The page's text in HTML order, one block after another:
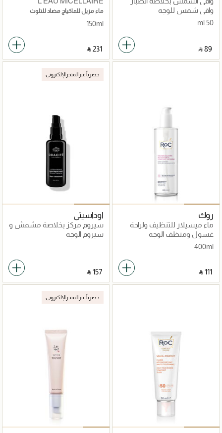
SPF 50+
واقي شمس للوجه
50 ml
‎ ⃁ ⁦89⁩ ‎
ماء مزيل للماكياج مضاد للتلوث
150ml
‎ ⃁ ⁦231⁩ ‎
روك
ماء ميسيلار للتنظيف ولراحة
إضافيّة 400 مل
غسول ومنظف الوجه
400ml
‎ ⃁ ⁦111⁩ ‎
حصرياً عبر المتجر الإلكتروني
اوداسيتي
سيروم مركز بخلاصة مشمش و
بالماروسا للبشرة المتعبة
سيروم الوجه
‎ ⃁ ⁦157⁩ ‎
حصرياً عبر المتجر الإلكتروني